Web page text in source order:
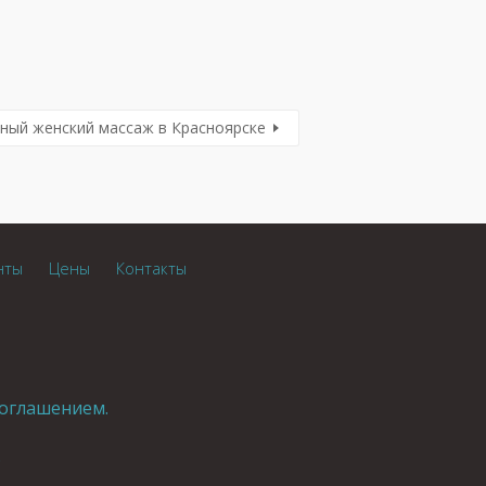
женский массаж в Красноярске
Цены Контакты